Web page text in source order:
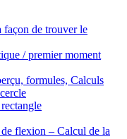
façon de trouver le
/ premier moment
formules, Calculs
flexion – Calcul de la